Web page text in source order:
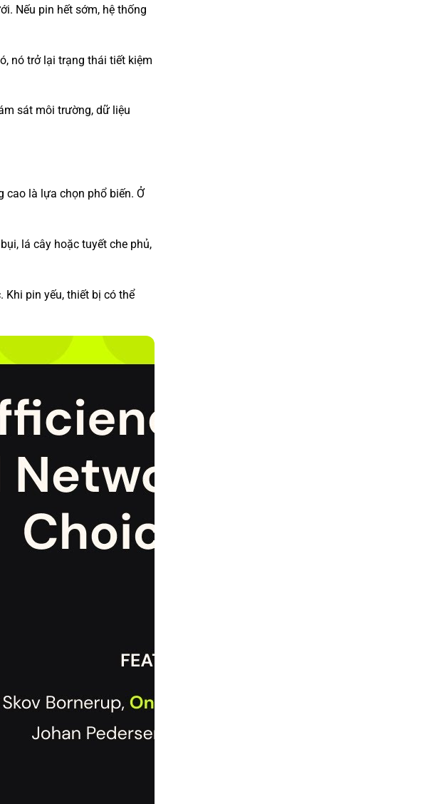
Nếu pin hết sớm, hệ thống
nó trở lại trạng thái tiết kiệm
sát môi trường, dữ liệu
là lựa chọn phổ biến. Ở
lá cây hoặc tuyết che phủ,
pin yếu, thiết bị có thể